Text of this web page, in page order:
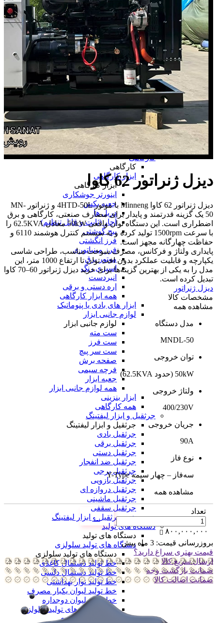
دستگاه لیزر مارکینگ
ابزار دقیق
ابزار دقیق
پرگار صنعتی
پوزیشنر
پوزیشنر
پوزیشنر الکتروپنوماتیکی
پوزیشنر پنوماتیکی
همه پوزیشنر
تراز
ساعت اندیکاتور
چرخ متر
شیب سنج و زاویه سنج
کولیس
همه ابزار دقیق
کارگاهی
کارگاهی
ابزار کارگاهی
ابزار کارگاهی
اینورتر جوشکاری
جعبه بکس
دریل ها
آچار (ثابت و قابل تنظیم)
پیچ گوشتی
فرز انگشتی
فرز مینیاتوری
موتور برق
اسپری رنگ
انبردست
اره دستی و برقی
همه ابزار کارگاهی
ابزار های بادی یا پنوماتیک
لوازم جانبی ابزار
لوازم جانبی ابزار
ست مته
ست فرز
ست سر پیچ
صفحه برش
فرچه سیمی
جعبه ابزار
همه لوازم جانبی ابزار
ابزار بنزینی
همه کارگاهی
جرثقیل و ابزار لیفتینگ
جرثقیل و ابزار لیفتینگ
جرثقیل بادی
جرثقیل برقی
جرثقیل دستی
جرثقیل ضد انفجار
جرثقیل برجی
جرثقیل بازویی
جرثقیل دروازه ای
جرثقیل ماشینی
جرثقیل سقفی
همه جرثقیل و ابزار لیفتینگ
دستگاه های تولید
دستگاه های تولید
دستگاه های تولید سلولزی
دستگاه های تولید سلولزی
خط تولید دستمال کاغذی
خط تولید دستمال دلسی
خط تولید نوار بهداشتی
خط تولید لیوان یکبار مصرف
خط تولید لیوان دوجداره
همه دستگاه های تولید سلولزی
دستگاه های تولید پلیمری
دیزل ژنراتور 62 کاوا
دیزل ژنراتور 62 کاوا Minneng با موتور 4HTD-50L و ژنراتور MN-
50 یک گزینه قدرتمند و پایدار برای مصارف صنعتی، کارگاهی و برق
اضطراری است. این دستگاه توان واقعی 50kW معادل 62.5KVA را
با سرعت 1500rpm تولید کرده و به سیستم کنترل هوشمند 6110 و
حفاظت چهارگانه مجهز است.
پایداری ولتاژ و فرکانس، مصرف سوخت مناسب، طراحی شاسی
یکپارچه و قابلیت عملکرد بدون افت توان تا ارتفاع 1000 متر، این
مدل را به یکی از بهترین گزینه‌ها برای خرید دیزل ژنراتور 60–70 کاوا
تبدیل کرده است.
دیزل ژنراتور
مشخصات کالا
مشاهده همه
مدل دستگاه
MNDL-50
توان خروجی
50kW (حدود 62.5KVA)
ولتاژ خروجی
400/230V
جریان خروجی
90A
نوع فاز
سه‌فاز – چهار سیمه Y-Type
مشاهده همه
تعداد
۸۰۰,۰۰۰,۰۰۰
بروزرسانی قیمت: 3 ماه پیش
قیمت بهتری سراغ دارید؟
ارسال سریع کالا
ضمانت بازگشت وجه
ضمانت اضالت کالا